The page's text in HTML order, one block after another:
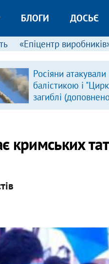
БЛОГИ ДОСЬЄ
«Епіцентр
Росіяни атакували
балістикою і
загиблі
кримських